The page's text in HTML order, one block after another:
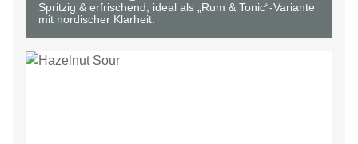
Spritzig & erfrischend, ideal als „Rum & Tonic“-Variante
mit nordischer Klarheit.